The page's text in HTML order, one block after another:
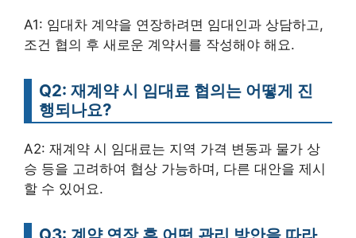
A1: 임대차 계약을 연장하려면 임대인과 상담하고,
조건 협의 후 새로운 계약서를 작성해야 해요.
Q2: 재계약 시 임대료 협의는 어떻게 진
행되나요?
A2: 재계약 시 임대료는 지역 가격 변동과 물가 상
승 등을 고려하여 협상 가능하며, 다른 대안을 제시
할 수 있어요.